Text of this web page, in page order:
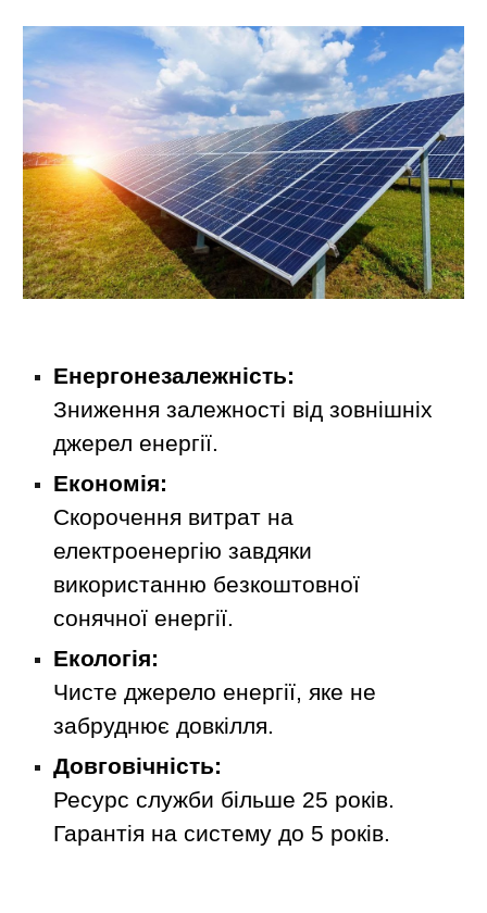
Енергонезалежність:
Зниження залежності від зовнішніх
джерел енергії.
Економія:
Скорочення витрат на
електроенергію завдяки
використанню безкоштовної
сонячної енергії.
Екологія:
Чисте джерело енергії, яке не
забруднює довкілля.
Довговічність:
Ресурс служби більше 25 років.
Гарантія на систему до 5 років.